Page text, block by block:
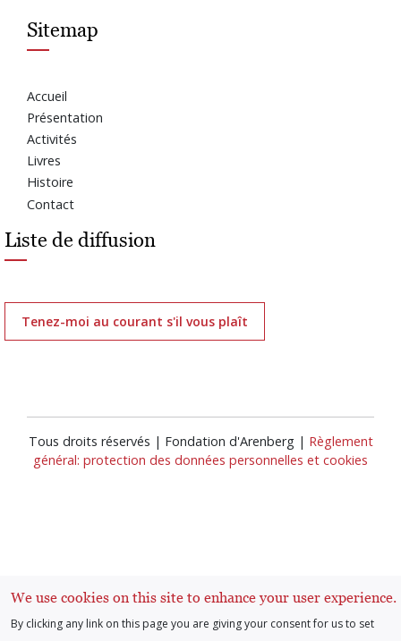
Sitemap
Accueil
Présentation
Activités
Livres
Histoire
Contact
Liste de diffusion
Tenez-moi au courant s'il vous plaît
Tous droits réservés | Fondation d'Arenberg | Règlement
général: protection des données personnelles et cookies
User
Se connecter
We use cookies on this site to enhance your user experience.
By clicking any link on this page you are giving your consent for us to set